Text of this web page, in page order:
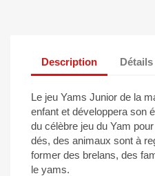
Description
Le jeu Yams Junior de la
enfant et développera son
du célèbre jeu du Yam
dés, des animaux sont à
former des brelans, des
le yams.